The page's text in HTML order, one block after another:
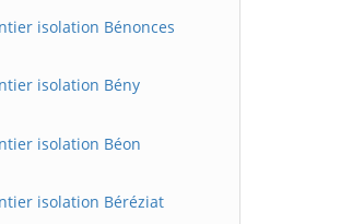
isolation Bénonces
isolation Bény
isolation Béon
isolation Béréziat